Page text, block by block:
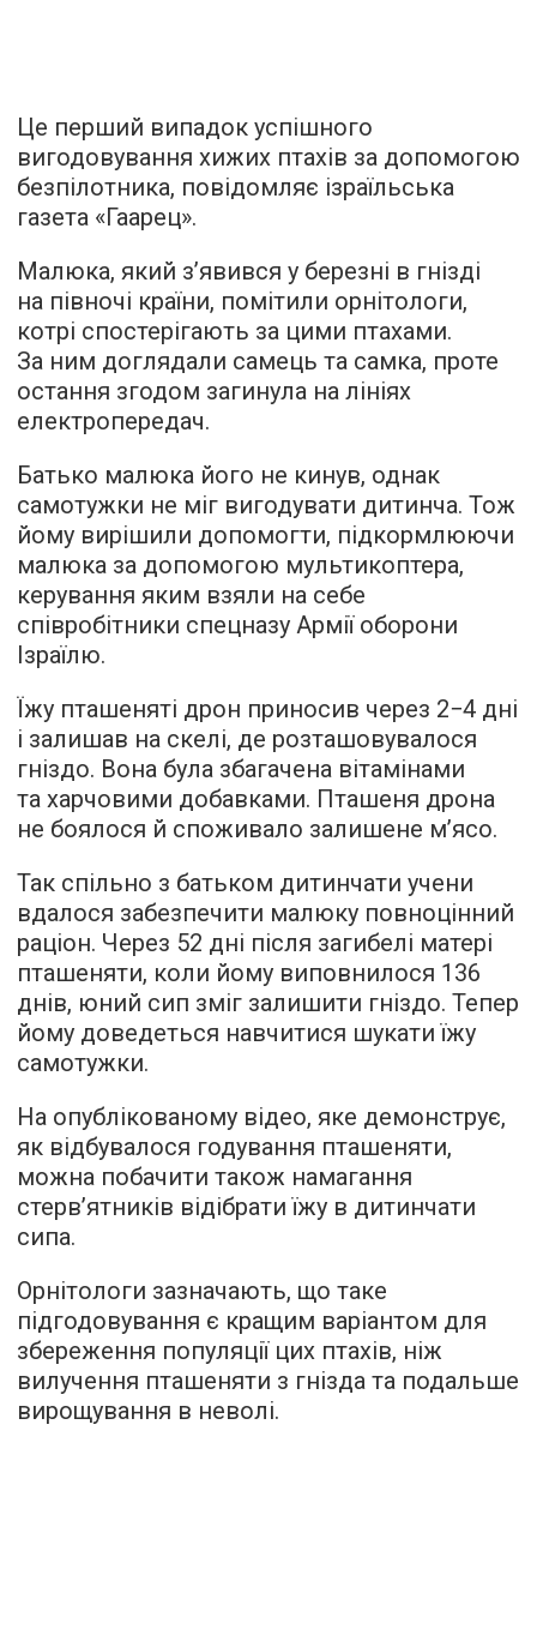
Це перший випадок успішного
вигодовування хижих птахів за допомогою
безпілотника, повідомляє ізраїльська
газета «Гаарец».
Малюка, який з’явився у березні в гнізді
на півночі країни, помітили орнітологи,
котрі спостерігають за цими птахами.
За ним доглядали самець та самка, проте
остання згодом загинула на лініях
електропередач.
Батько малюка його не кинув, однак
самотужки не міг вигодувати дитинча. Тож
йому вирішили допомогти, підкормлюючи
малюка за допомогою мультикоптера,
керування яким взяли на себе
співробітники спецназу Армії оборони
Ізраїлю.
Їжу пташеняті дрон приносив через 2−4 дні
і залишав на скелі, де розташовувалося
гніздо. Вона була збагачена вітамінами
та харчовими добавками. Пташеня дрона
не боялося й споживало залишене м’ясо.
Так спільно з батьком дитинчати учени
вдалося забезпечити малюку повноцінний
раціон. Через 52 дні після загибелі матері
пташеняти, коли йому виповнилося 136
днів, юний сип зміг залишити гніздо. Тепер
йому доведеться навчитися шукати їжу
самотужки.
На опублікованому відео, яке демонструє,
як відбувалося годування пташеняти,
можна побачити також намагання
стерв’ятників відібрати їжу в дитинчати
сипа.
Орнітологи зазначають, що таке
підгодовування є кращим варіантом для
збереження популяції цих птахів, ніж
вилучення пташеняти з гнізда та подальше
вирощування в неволі.